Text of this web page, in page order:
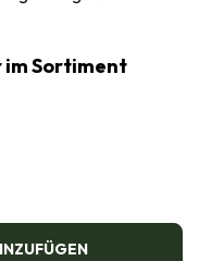
im Sortiment